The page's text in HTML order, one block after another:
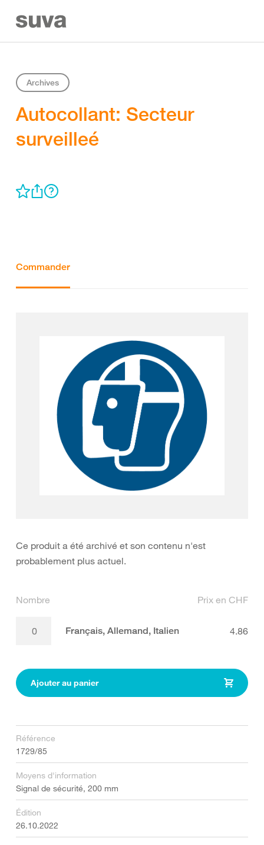
Archives
Autocollant: Secteur
surveilleé
Commander
Ce produit a été archivé et son contenu n'est
probablement plus actuel.
Nombre Prix en CHF
Français, Allemand, Italien 4.86
Ajouter au panier
Référence
1729/85
Moyens d'information
Signal de sécurité, 200 mm
Édition
26.10.2022